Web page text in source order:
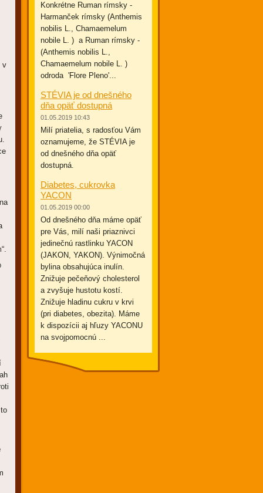
v
Konkrétne Ruman rímsky -
Harmanček rímsky (Anthemis
nobilis L., Chamaemelum
nobile L. ) a Ruman rímsky -
(Anthemis nobilis L.,
Chamaemelum nobile L. )
odroda 'Flore Pleno'...
STÉVIA je od dnešného
dňa opäť dostupná
01.05.2019 10:43
Milí priatelia, s radosťou Vám
oznamujeme, že STÉVIA je
od dnešného dňa opäť
dostupná.
Diabetes, cukrovka
YACON
01.05.2019 00:00
Od dnešného dňa máme opäť
pre Vás, milí naši priaznivci
jedinečnú rastlinku YACON
(JAKON, YAKON). Výnimočná
bylina obsahujúca inulín.
Znižuje pečeňový cholesterol
a zvyšuje hustotu kostí.
Znižuje hladinu cukru v krvi
(pri diabetes, obezita). Máme
k dispozícii aj hľuzy YACONU
na svojpomocnú ...